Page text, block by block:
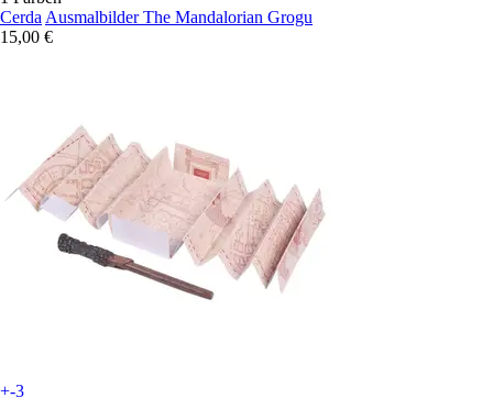
Cerda Ausmalbilder The Mandalorian Grogu
15,00 €
+-3